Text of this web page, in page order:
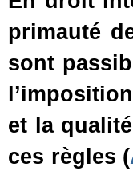
primauté
sont
et la
ces règles (